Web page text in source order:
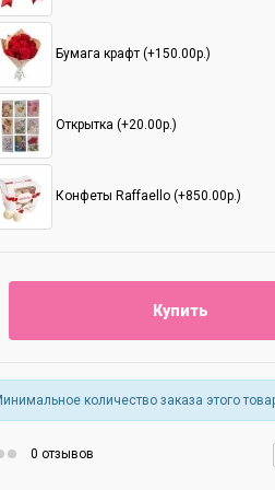
Бумага крафт (+150.00р.)
Открытка (+20.00р.)
Конфеты Raffaello (+850.00р.)
Купить
количество заказа этого
0 отзывов